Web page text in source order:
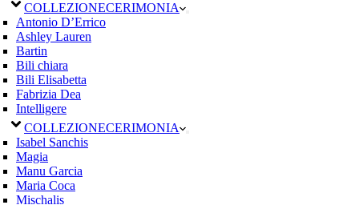
COLLEZIONECERIMONIA
Antonio D’Errico
Ashley Lauren
Bartin
Bili chiara
Bili Elisabetta
Fabrizia Dea
Intelligere
COLLEZIONECERIMONIA
Isabel Sanchis
Magia
Manu Garcia
Maria Coca
Mischalis